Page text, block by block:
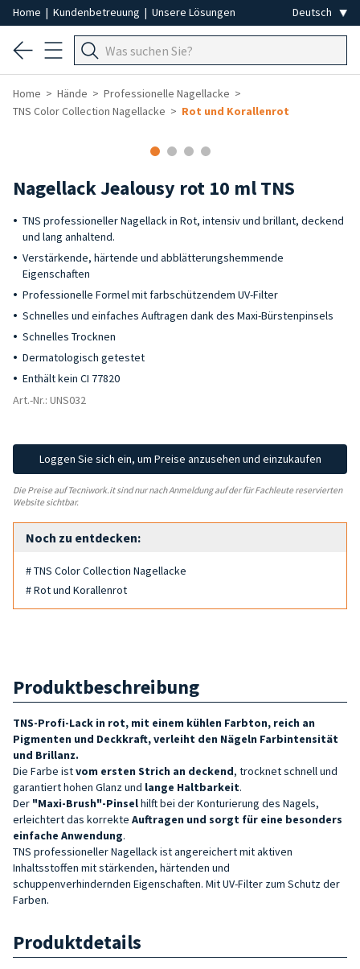
Home | Kundenbetreuung | Unsere Lösungen
Home Hände
Professionelle Nagellacke
TNS Color Collection Nagellacke
Rot und Korallenrot
Nagellack Jealousy rot 10 ml TNS
TNS professioneller Nagellack in Rot, intensiv und brillant, deckend
und lang anhaltend.
Verstärkende, härtende und abblätterungshemmende
Eigenschaften
Professionelle Formel mit farbschützendem UV-Filter
Schnelles und einfaches Auftragen dank des Maxi-Bürstenpinsels
Schnelles Trocknen
Dermatologisch getestet
Enthält kein CI 77820
Art.-Nr.: UNS032
Loggen Sie sich ein, um Preise anzusehen und einzukaufen
Die Preise auf Tecniwork.it sind nur nach Anmeldung auf der für Fachleute reservierten
Website sichtbar.
Noch zu entdecken:
# TNS Color Collection Nagellacke
# Rot und Korallenrot
Produktbeschreibung
TNS-Profi-Lack in rot, mit einem kühlen Farbton, reich an
Pigmenten und Deckkraft, verleiht den Nägeln Farbintensität
und Brillanz.
Die Farbe istvom ersten Strich an deckend, trocknet schnell und
garantiert hohen Glanz und lange Haltbarkeit.
Der "Maxi-Brush"-Pinselhilft bei der Konturierung des Nagels,
erleichtert das korrekte Auftragen und sorgt für eine besonders
einfache Anwendung.
TNS professioneller Nagellack ist angereichert mit aktiven
Inhaltsstoffen mit stärkenden, härtenden und
schuppenverhindernden Eigenschaften. Mit UV-Filter zum Schutz der
Farben.
Produktdetails